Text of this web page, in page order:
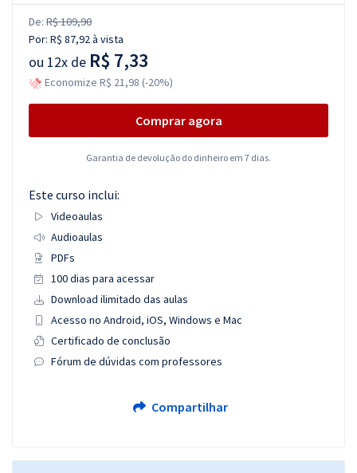
De: R$ 109,90
Por: R$ 87,92à vista
ou 12x de R$ 7,33
Economize R$ 21,98 (-20%)
Comprar agora
Garantia de devolução do dinheiro em 7 dias.
Este curso inclui:
Videoaulas
Audioaulas
PDFs
100 dias para acessar
Download ilimitado das aulas
Acesso no Android, iOS, Windows e Mac
Certificado de conclusão
Fórum de dúvidas com professores
Compartilhar